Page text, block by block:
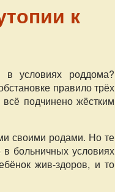
к
условиях роддома?
правило трёх
подчинено жёстким
своими родами. Но те
больничных условиях
жив-здоров, и то